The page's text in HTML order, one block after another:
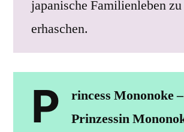
japanische Familienleben zu
erhaschen.
P
rincess Mononoke –
Prinzessin